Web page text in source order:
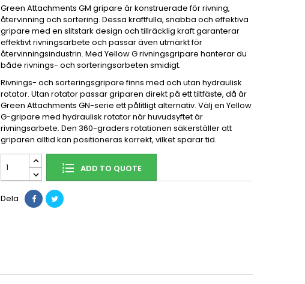
Green Attachments GM gripare är konstruerade för rivning,
återvinning och sortering. Dessa kraftfulla, snabba och effektiva
gripare med en slitstark design och tillräcklig kraft garanterar
effektivt rivningsarbete och passar även utmärkt för
återvinningsindustrin. Med Yellow G rivningsgripare hanterar du
både rivnings- och sorteringsarbeten smidigt.
Rivnings- och sorteringsgripare finns med och utan hydraulisk
rotator. Utan rotator passar griparen direkt på ett tiltfäste, då är
Green Attachments GN-serie ett pålitligt alternativ. Välj en Yellow
G-gripare med hydraulisk rotator när huvudsyftet är
rivningsarbete. Den 360-graders rotationen säkerställer att
griparen alltid kan positioneras korrekt, vilket sparar tid.
ADD TO QUOTE
Dela